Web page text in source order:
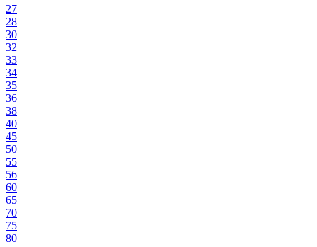
27
28
30
32
33
34
35
36
38
40
45
50
55
56
60
65
70
75
80